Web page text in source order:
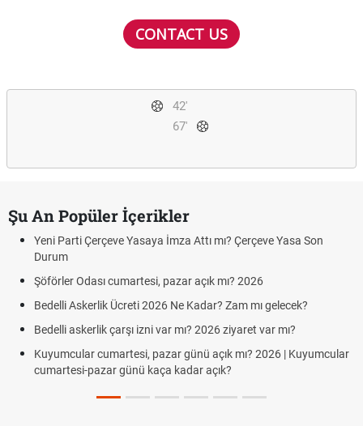
CONTACT US
42'
67'
Şu An Popüler İçerikler
Yeni Parti Çerçeve Yasaya İmza Attı mı? Çerçeve Yasa Son
Durum
Şöförler Odası cumartesi, pazar açık mı? 2026
Bedelli Askerlik Ücreti 2026 Ne Kadar? Zam mı gelecek?
Bedelli askerlik çarşı izni var mı? 2026 ziyaret var mı?
Kuyumcular cumartesi, pazar günü açık mı? 2026 | Kuyumcular
cumartesi-pazar günü kaça kadar açık?